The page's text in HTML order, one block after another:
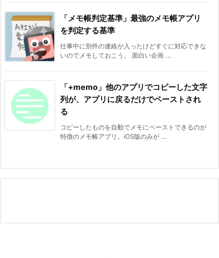
「メモ帳判定基準」最強のメモ帳アプリ
を判定する基準
仕事中に別件の連絡が入ったけどすぐに対応できな
いのでメモしておこう。 面白い企画 ...
「+memo」他のアプリでコピーした文字
列が、アプリに戻るだけでペーストされ
る
コピーしたものを自動でメモにペーストできるのが
特徴のメモ帳アプリ。iOS版のみが ...